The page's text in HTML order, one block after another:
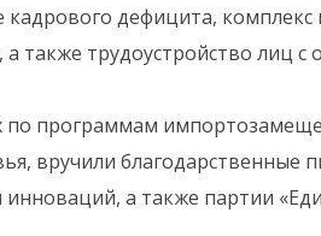
кадрового дефицита,
также трудоустройство лиц с
по программам
вручили благодарственные
а также партии